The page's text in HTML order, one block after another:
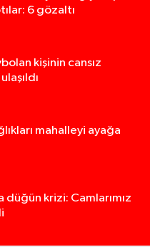
6 gözaltı
kişinin cansız
mahalleyi ayağa
düğün krizi: Camlarımız